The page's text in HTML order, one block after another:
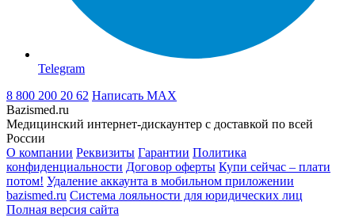
Telegram
8 800 200 20 62 Написать MAX
Bazismed.ru
Медицинский интернет-дискаунтер с доставкой по всей
России
О компании Реквизиты Гарантии Политика
конфиденциальности Договор оферты Купи сейчас – плати
потом! Удаление аккаунта в мобильном приложении
bazismed.ru Система лояльности для юридических лиц
Полная версия сайта